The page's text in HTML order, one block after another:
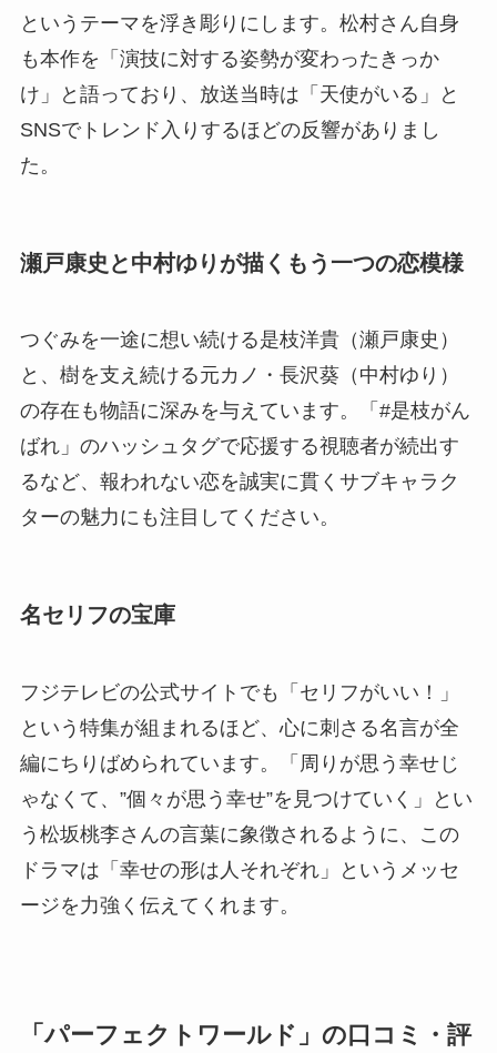
というテーマを浮き彫りにします。松村さん自身
も本作を「演技に対する姿勢が変わったきっか
け」と語っており、放送当時は「天使がいる」と
SNSでトレンド入りするほどの反響がありまし
た。
瀬戸康史と中村ゆりが描くもう一つの恋模様
つぐみを一途に想い続ける是枝洋貴（瀬戸康史）
と、樹を支え続ける元カノ・長沢葵（中村ゆり）
の存在も物語に深みを与えています。「#是枝がん
ばれ」のハッシュタグで応援する視聴者が続出す
るなど、報われない恋を誠実に貫くサブキャラク
ターの魅力にも注目してください。
名セリフの宝庫
フジテレビの公式サイトでも「セリフがいい！」
という特集が組まれるほど、心に刺さる名言が全
編にちりばめられています。「周りが思う幸せじ
ゃなくて、”個々が思う幸せ”を見つけていく」とい
う松坂桃李さんの言葉に象徴されるように、この
ドラマは「幸せの形は人それぞれ」というメッセ
ージを力強く伝えてくれます。
「パーフェクトワールド」の口コミ・評